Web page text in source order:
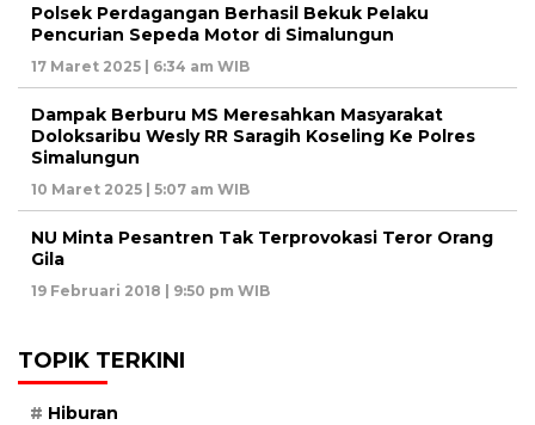
Polsek Perdagangan Berhasil Bekuk Pelaku
Pencurian Sepeda Motor di Simalungun
17 Maret 2025 | 6:34 am WIB
Dampak Berburu MS Meresahkan Masyarakat
Doloksaribu Wesly RR Saragih Koseling Ke Polres
Simalungun
10 Maret 2025 | 5:07 am WIB
NU Minta Pesantren Tak Terprovokasi Teror Orang
Gila
19 Februari 2018 | 9:50 pm WIB
TOPIK TERKINI
Hiburan